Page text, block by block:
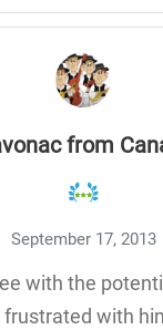
from
September 17, 2013
with the
with